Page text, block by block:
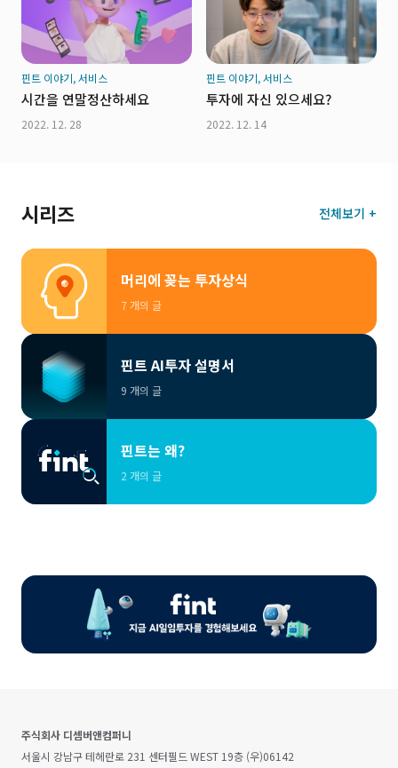
핀트 이야기, 서비스
시간을 연말정산하세요
2022. 12. 28
핀트 이야기, 서비스
투자에 자신 있으세요?
2022. 12. 14
시리즈 전체보기 +
머리에 꽂는 투자상식
7 개의 글
핀트 AI투자 설명서
9 개의 글
핀트는 왜?
2 개의 글
주식회사 디셈버앤컴퍼니
서울시 강남구 테헤란로 231 센터필드 WEST 19층 (우)06142